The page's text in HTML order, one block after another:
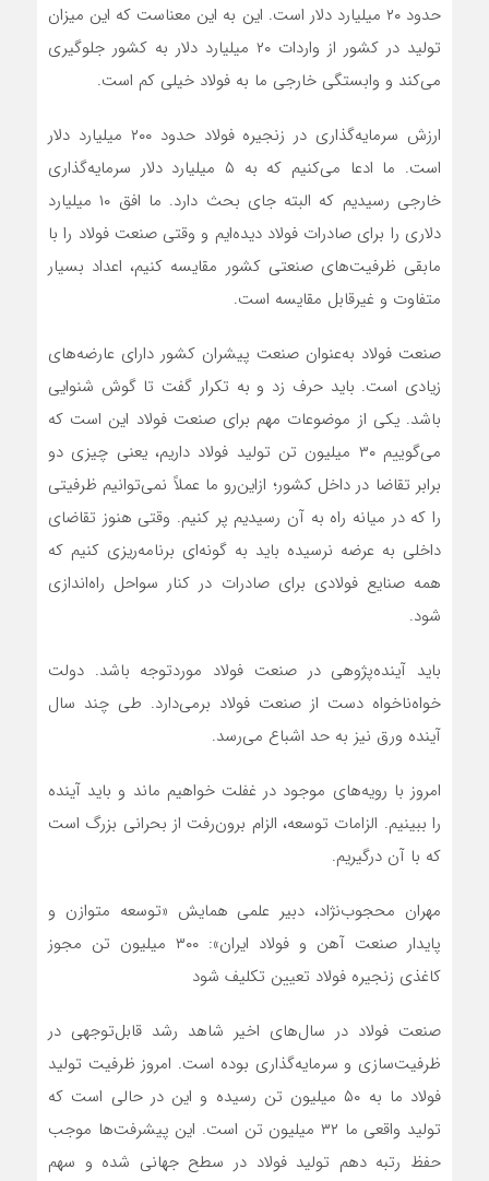
حدود ۲۰ میلیارد دلار است. این به این معناست که این میزان
تولید در کشور از واردات ۲۰ میلیارد دلار به کشور جلوگیری
می‌کند و وابستگی خارجی ما به فولاد خیلی کم است.
ارزش سرمایه‌گذاری در زنجیره فولاد حدود ۲۰۰ میلیارد دلار
است. ما ادعا می‌کنیم که به ۵ میلیارد دلار سرمایه‌گذاری
خارجی رسیدیم که البته جای بحث دارد. ما افق ۱۰ میلیارد
دلاری را برای صادرات فولاد دیده‌ایم و وقتی صنعت فولاد را با
مابقی ظرفیت‌های صنعتی کشور مقایسه کنیم، اعداد بسیار
متفاوت و غیرقابل مقایسه است.
صنعت فولاد به‌عنوان صنعت پیشران کشور دارای عارضه‌های
زیادی است. باید حرف زد و به تکرار گفت تا گوش شنوایی
باشد. یکی از موضوعات مهم برای صنعت فولاد این است که
می‌گوییم ۳۰ میلیون تن تولید فولاد داریم، یعنی چیزی دو
برابر تقاضا در داخل کشور؛ ازاین‌رو ما عملاً نمی‌توانیم ظرفیتی
را که در میانه راه به آن رسیدیم پر کنیم. وقتی هنوز تقاضای
داخلی به عرضه نرسیده باید به گونه‌ای برنامه‌ریزی کنیم که
همه صنایع فولادی برای صادرات در کنار سواحل راه‌اندازی
شود.
باید آینده‌پژوهی در صنعت فولاد موردتوجه باشد. دولت
خواه‌ناخواه دست از صنعت فولاد برمی‌دارد. طی چند سال
آینده ورق نیز به حد اشباع می‌رسد.
امروز با رویه‌های موجود در غفلت خواهیم ماند و باید آینده
را ببینیم. الزامات توسعه، الزام برون‌رفت از بحرانی بزرگ است
که با آن درگیریم.
مهران محجوب‌نژاد، دبیر علمی همایش «توسعه متوازن و
پایدار صنعت آهن و فولاد ایران»: ۳۰۰ میلیون تن مجوز
کاغذی زنجیره فولاد تعیین تکلیف شود
صنعت فولاد در سال‌های اخیر شاهد رشد قابل‌توجهی در
ظرفیت‌سازی و سرمایه‌گذاری بوده است. امروز ظرفیت تولید
فولاد ما به ۵۰ میلیون تن رسیده و این در حالی است که
تولید واقعی ما ۳۲ میلیون تن است. این پیشرفت‌ها موجب
حفظ رتبه دهم تولید فولاد در سطح جهانی شده و سهم